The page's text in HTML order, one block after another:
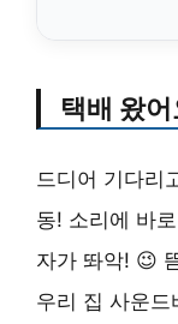
택배 왔
드디어 기다리
동! 소리에 바
자가 똬악! 😉
우리 집 사운드